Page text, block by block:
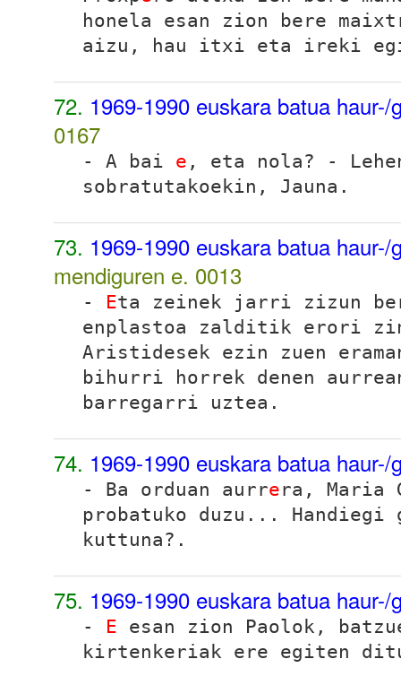
honela esan zion bere
aizu, hau itxi eta ireki
72. 1969-1990 euskara batua
0167
- A bai e , eta nola? -
sobratutakoekin, Jauna.
73. 1969-1990 euskara batua
mendiguren e. 0013
- Eta zeinek jarri zizun
enplastoa zalditik erori
Aristidesek ezin zuen
bihurri horrek denen
barregarri uztea.
74. 1969-1990 euskara batua
- Ba orduan aurrera, Maria
probatuko duzu...
kuttuna?.
75. 1969-1990 euskara batua
- E esan zion Paolok ,
kirtenkeriak ere egiten